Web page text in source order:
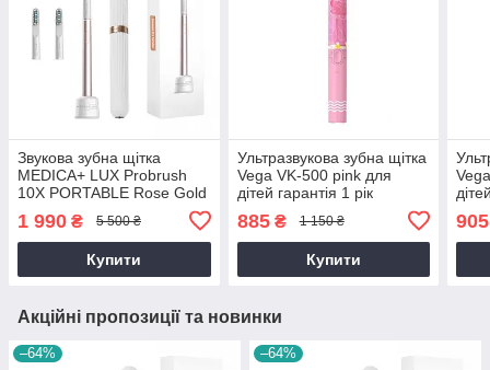
Звукова зубна щітка
MEDICA+ LUX Probrush
10X PORTABLE Rose Gold
1 990 ₴ 5 500 ₴
Купити
Ультразвукова зубна щітка
Vega VK-500 pink для
дітей гарантія 1 рік
885₴ 1 150 ₴
Купити
905
Акційні пропозиції та новинки
–64% –64%